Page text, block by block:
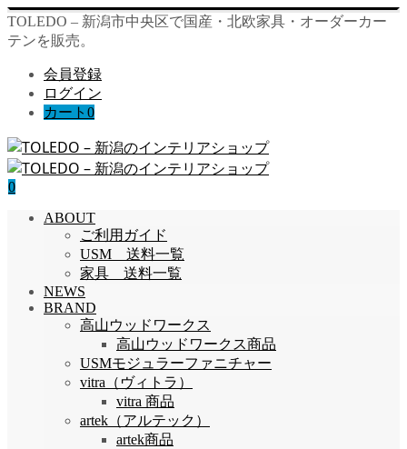
TOLEDO – 新潟市中央区で国産・北欧家具・オーダーカー
テンを販売。
会員登録
ログイン
カート 0
0
ABOUT
ご利用ガイド
USM 送料一覧
家具 送料一覧
NEWS
BRAND
高山ウッドワークス
高山ウッドワークス商品
USMモジュラーファニチャー
vitra（ヴィトラ）
vitra 商品
artek（アルテック）
artek商品